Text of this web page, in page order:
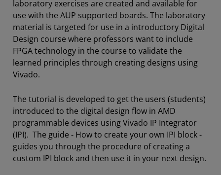
laboratory exercises are created and available for
use with the AUP supported boards. The laboratory
material is targeted for use in a introductory Digital
Design course where professors want to include
FPGA technology in the course to validate the
learned principles through creating designs using
Vivado.
The tutorial is developed to get the users (students)
introduced to the digital design flow in AMD
programmable devices using Vivado IP Integrator
(IPI). The guide - How to create your own IPI block -
guides you through the procedure of creating a
custom IPI block and then use it in your next design.